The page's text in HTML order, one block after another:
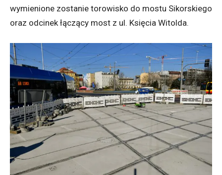
wymienione zostanie torowisko do mostu Sikorskiego
oraz odcinek łączący most z ul. Księcia Witolda.